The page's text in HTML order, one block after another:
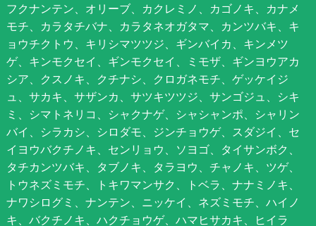
フクナンテン、オリーブ、カクレミノ、カゴノキ、カナメ
モチ、カラタチバナ、カラタネオガタマ、カンツバキ、キ
ョウチクトウ、キリシマツツジ、ギンバイカ、キンメツ
ゲ、キンモクセイ、ギンモクセイ、ミモザ、ギンヨウアカ
シア、クスノキ、クチナシ、クロガネモチ、ゲッケイジ
ュ、サカキ、サザンカ、サツキツツジ、サンゴジュ、シキ
ミ、シマトネリコ、シャクナゲ、シャシャンポ、シャリン
バイ、シラカシ、シロダモ、ジンチョウゲ、スダジイ、セ
イヨウバクチノキ、センリョウ、ソヨゴ、タイサンボク、
タチカンツバキ、タブノキ、タラヨウ、チャノキ、ツゲ、
トウネズミモチ、トキワマンサク、トベラ、ナナミノキ、
ナワシログミ、ナンテン、ニッケイ、ネズミモチ、ハイノ
キ、バクチノキ、ハクチョウゲ、ハマヒサカキ、ヒイラ